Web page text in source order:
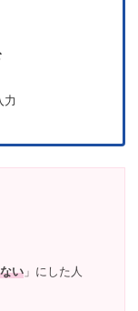
力
い 」にした人